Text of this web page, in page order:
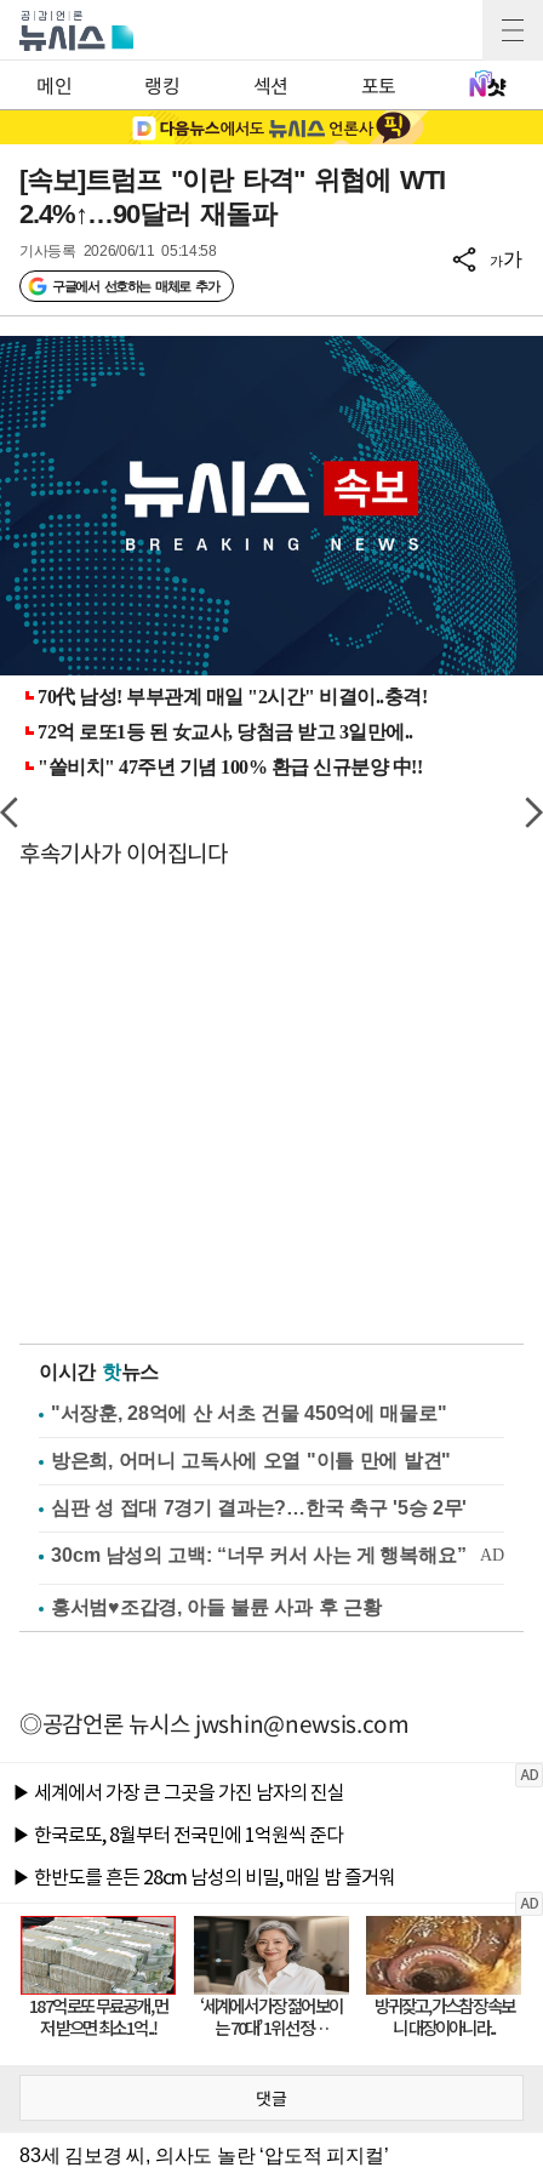
메인 랭킹 섹션 포토
[속보]트럼프 "이란 타격" 위협에 WTI
2.4%↑…90달러 재돌파
기사등록 2026/06/11 05:14:58
구글에서 선호하는 매체로 추가
가가
후속기사가 이어집니다
이시간 핫뉴스
"서장훈, 28억에 산 서초 건물 450억에 매물로"
방은희, 어머니 고독사에 오열 "이틀 만에 발견"
심판 성 접대 7경기 결과는?…한국 축구 '5승 2무'
홍서범♥조갑경, 아들 불륜 사과 후 근황
◎공감언론 뉴시스jwshin@newsis.com
댓글